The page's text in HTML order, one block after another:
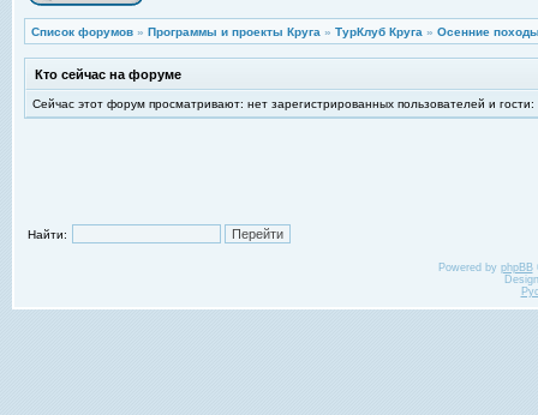
Список форумов » Программы и проекты Круга » ТурКлуб Круга » Осенние
Кто сейчас на форуме
Сейчас этот форум просматривают: нет зарегистрированных пользователей и гости:
Найти:
Powered by phpBB